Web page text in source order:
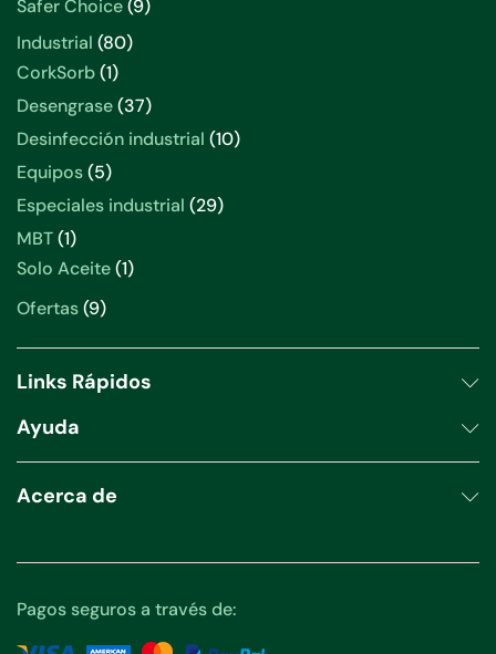
Safer Choice 99
Industrial 8080
CorkSorb 11
producto
Desengrase 3737
productos
Desinfección industrial 1010
Equipos 55
productos
Especiales industrial 2929
MBT 11
producto
Solo Aceite 11
Ofertas 99
Links Rápidos
Ayuda
Acerca de
Pagos seguros a través de: